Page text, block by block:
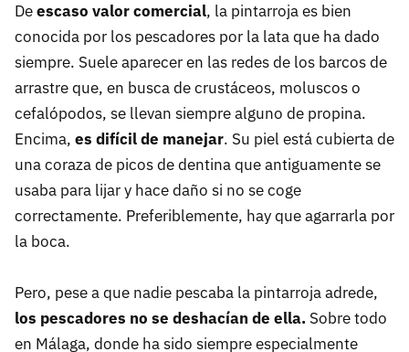
Deescaso valor comercial, la pintarroja es bien
conocida por los pescadores por la lata que ha dado
siempre. Suele aparecer en las redes de los barcos de
arrastre que, en busca de crustáceos, moluscos o
cefalópodos, se llevan siempre alguno de propina.
Encima, es difícil de manejar. Su piel está cubierta de
una coraza de picos de dentina que antiguamente se
usaba para lijar y hace daño si no se coge
correctamente. Preferiblemente, hay que agarrarla por
la boca.
Pero, pese a que nadie pescaba la pintarroja adrede,
los pescadores no se deshacían de ella. Sobre todo
en Málaga, donde ha sido siempre especialmente